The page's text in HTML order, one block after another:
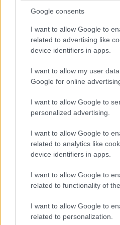
Google consents
I want to allow Google to
related to advertising like
device identifiers in apps.
I want to allow my user
Google for online
I want to allow Google to
personalized advertising.
I want to allow Google to
related to analytics like
device identifiers in apps.
I want to allow Google to
related to functionality of
I want to allow Google to
related to personalization.
A Sony egy új, forradalmi
fejleszt LCD tévékhez,
érdekében. A technológia
fejlesztésének
OLED kijelzők
tévék - legyen szó QLED-
jellemzően kék LED-ekből
segítségével hozzák létre a
megoldás azonban
színteljesítmény és a
vörös, zöld és kék LED-
színpontosságot és fényerőt